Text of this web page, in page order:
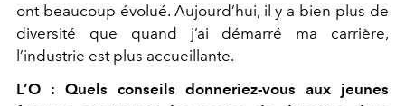
ont beaucoup évolué. Aujourd’hui, il y a bien plus de
diversité que quand j’ai démarré ma carrière,
l’industrie est plus accueillante.
L’O : Quels conseils donneriez-vous aux jeunes